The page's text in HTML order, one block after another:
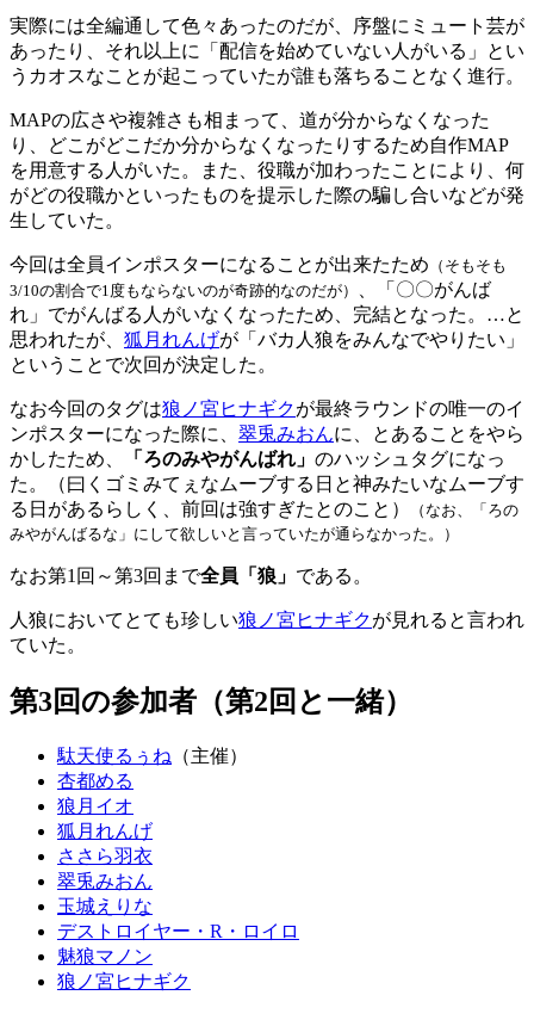
実際には全編通して色々あったのだが、序盤にミュート芸が
あったり、それ以上に「配信を始めていない人がいる」とい
うカオスなことが起こっていたが誰も落ちることなく進行。
MAPの広さや複雑さも相まって、道が分からなくなった
り、どこがどこだか分からなくなったりするため自作MAP
を用意する人がいた。また、役職が加わったことにより、何
がどの役職かといったものを提示した際の騙し合いなどが発
生していた。
今回は全員インポスターになることが出来たため （そもそも
3/10の割合で1度もならないのが奇跡的なのだが）
、「〇〇がんば
れ」でがんばる人がいなくなったため、完結となった。…と
思われたが、 狐月れんげが「バカ人狼をみんなでやりたい」
ということで次回が決定した。
なお今回のタグは狼ノ宮ヒナギクが最終ラウンドの唯一のイ
ンポスターになった際に、 翠兎みおんに、とあることをやら
かしたため、
「ろのみやがんばれ」 のハッシュタグになっ
た。（曰くゴミみてぇなムーブする日と神みたいなムーブす
る日があるらしく、前回は強すぎたとのこと）
（なお、「ろの
みやがんばるな」にして欲しいと言っていたが通らなかった。）
なお第1回～第3回まで全員「狼」 である。
人狼においてとても珍しい狼ノ宮ヒナギクが見れると言われ
ていた。
第3回の参加者（第2回と一緒）
駄天使るぅね （主催）
杏都める
狼月イオ
狐月れんげ
ささら羽衣
翠兎みおん
玉城えりな
デストロイヤー・R・ロイロ
魅狼マノン
狼ノ宮ヒナギク